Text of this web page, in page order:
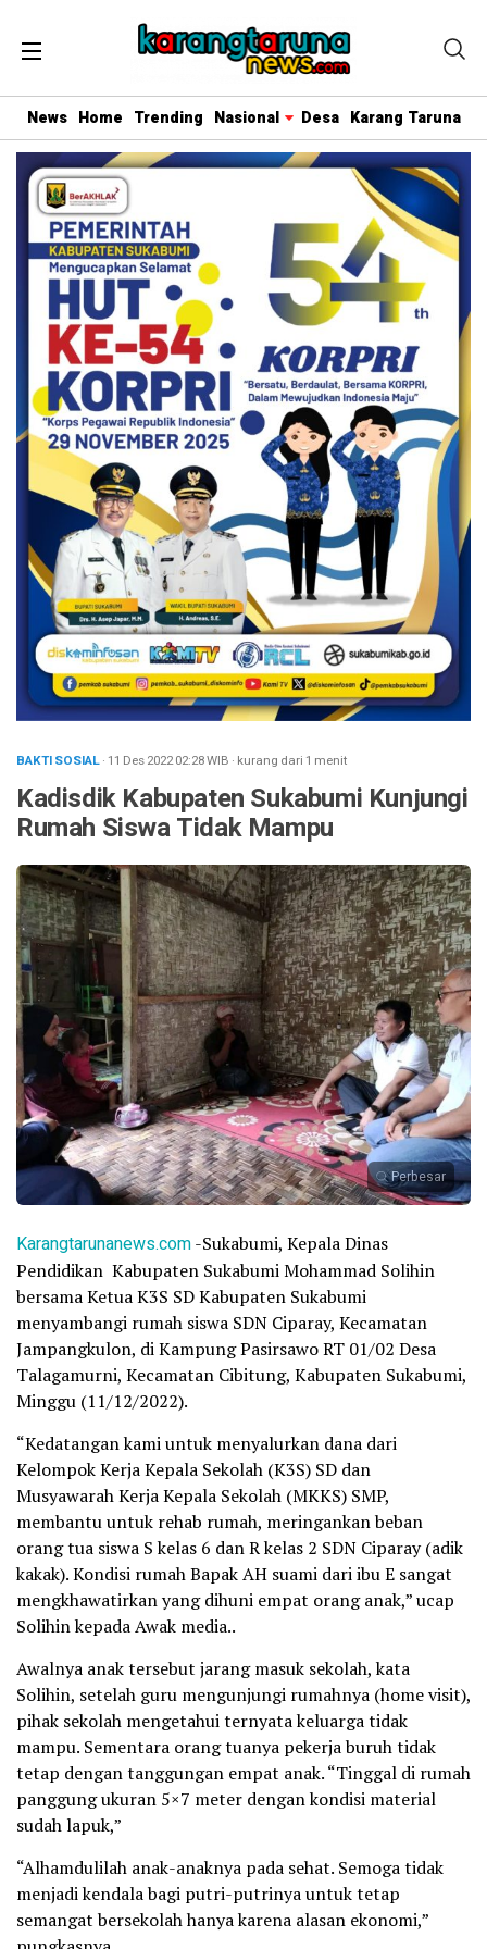
News Home Trending Nasional Desa Karang Taruna
BAKTI SOSIAL· 11 Des 202202:28WIB · kurang dari 1 menit
Kadisdik Kabupaten Sukabumi Kunjungi
Rumah Siswa Tidak Mampu
Perbesar
Karangtarunanews.com-Sukabumi, Kepala Dinas
Pendidikan Kabupaten Sukabumi Mohammad Solihin
bersama Ketua K3S SD Kabupaten Sukabumi
menyambangi rumah siswa SDN Ciparay, Kecamatan
Jampangkulon, di Kampung Pasirsawo RT 01/02 Desa
Talagamurni, Kecamatan Cibitung, Kabupaten Sukabumi,
Minggu (11/12/2022).
“Kedatangan kami untuk menyalurkan dana dari
Kelompok Kerja Kepala Sekolah (K3S) SD dan
Musyawarah Kerja Kepala Sekolah (MKKS) SMP,
membantu untuk rehab rumah, meringankan beban
orang tua siswa S kelas 6 dan R kelas 2 SDN Ciparay (adik
kakak). Kondisi rumah Bapak AH suami dari ibu E sangat
mengkhawatirkan yang dihuni empat orang anak,” ucap
Solihin kepada Awak media..
Awalnya anak tersebut jarang masuk sekolah, kata
Solihin, setelah guru mengunjungi rumahnya (home visit),
pihak sekolah mengetahui ternyata keluarga tidak
mampu. Sementara orang tuanya pekerja buruh tidak
tetap dengan tanggungan empat anak. “Tinggal di rumah
panggung ukuran 5×7 meter dengan kondisi material
sudah lapuk,”
“Alhamdulilah anak-anaknya pada sehat. Semoga tidak
menjadi kendala bagi putri-putrinya untuk tetap
semangat bersekolah hanya karena alasan ekonomi,”